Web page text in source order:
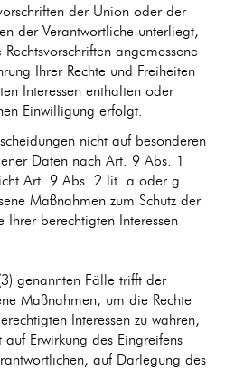
der Union oder der
der Verantwortliche unterliegt,
angemessene
Ihrer Rechte und Freiheiten
Interessen enthalten oder
Einwilligung erfolgt.
nicht auf besonderen
Daten nach Art. 9 Abs. 1
Art. 9 Abs. 2 lit. a oder g
Maßnahmen zum Schutz der
Ihrer berechtigten Interessen
genannten Fälle trifft der
Maßnahmen, um die Rechte
Interessen zu wahren,
auf Erwirkung des Eingreifens
auf Darlegung des